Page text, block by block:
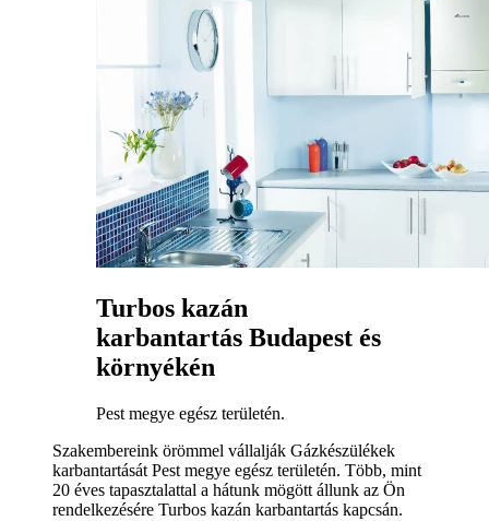
Turbos kazán
karbantartás Budapest és
környékén
Pest megye egész területén.
Szakembereink örömmel vállalják Gázkészülékek
karbantartását Pest megye egész területén. Több, mint
20 éves tapasztalattal a hátunk mögött állunk az Ön
rendelkezésére Turbos kazán karbantartás kapcsán.